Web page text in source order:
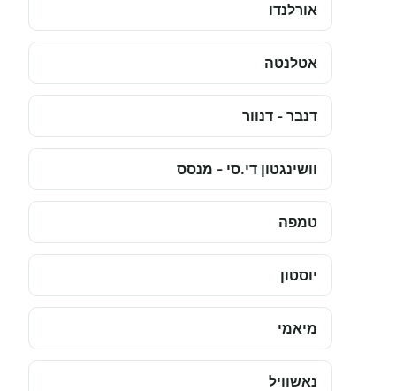
אורלנדו
אטלנטה
דנבר - דנוור
וושינגטון די.סי - מנסס
טמפה
יוסטון
מיאמי
נאשוויל